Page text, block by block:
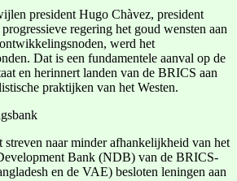
president Hugo Chàvez, president
regering het goud wensten aan
werd het
Dat is een fundamentele aanval op de
en herinnert landen van de BRICS aan
praktijken van het Westen.
streven naar minder afhankelijkheid van het
Bank (NDB) van de BRICS-
en de VAE) besloten leningen aan